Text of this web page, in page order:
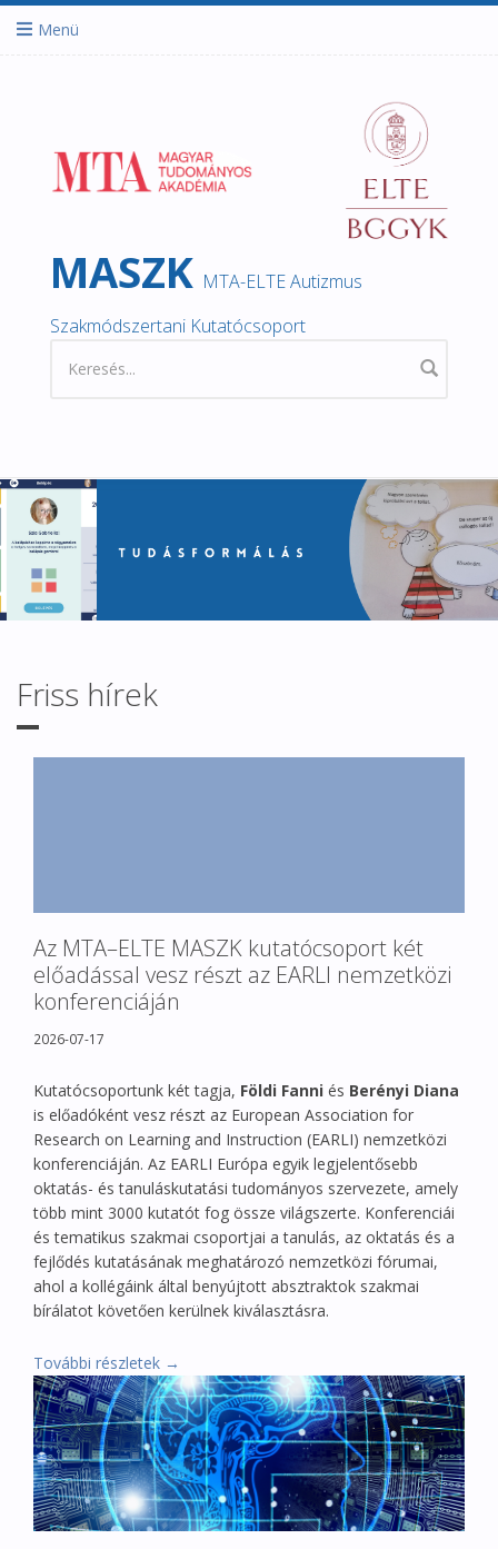
Ugrás a tartalomra
Menü
MASZK MTA-ELTE Autizmus
Szakmódszertani Kutatócsoport
Keresés űrlap
Friss hírek
Az MTA–ELTE MASZK kutatócsoport két
előadással vesz részt az EARLI nemzetközi
konferenciáján
2026-07-17
Kutatócsoportunk két tagja, Földi Fanni és Berényi Diana
is előadóként vesz részt az European Association for
Research on Learning and Instruction (EARLI) nemzetközi
konferenciáján. Az EARLI Európa egyik legjelentősebb
oktatás- és tanuláskutatási tudományos szervezete, amely
több mint 3000 kutatót fog össze világszerte. Konferenciái
és tematikus szakmai csoportjai a tanulás, az oktatás és a
fejlődés kutatásának meghatározó nemzetközi fórumai,
ahol a kollégáink által benyújtott absztraktok szakmai
bírálatot követően kerülnek kiválasztásra.
További részletek →